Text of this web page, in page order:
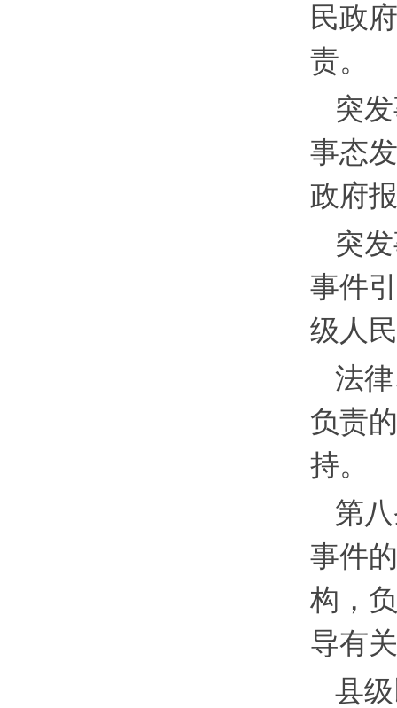
民政
责。
突
事态
政府
突
事件
级人
法
负责
持。
第
事件
构，
导有
县